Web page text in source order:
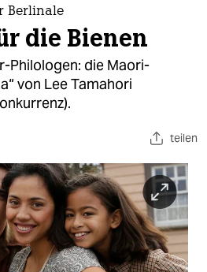
Berlinale
die Bienen
Philologen: die Maori-
von Lee Tamahori
teilen